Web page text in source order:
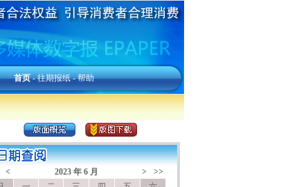
首页-往期报纸-帮助